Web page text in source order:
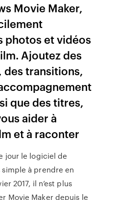
Movie Maker,
photos et vidéos
Ajoutez des
des transitions,
que des titres,
aider à
et à raconter
jour le logiciel de
à prendre en
2017, il n’est plus
Movie Maker depuis le